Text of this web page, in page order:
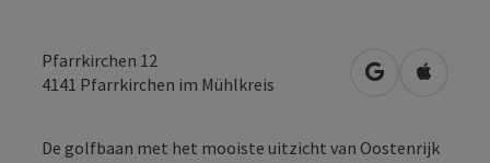
Pfarrkirchen 12
4141 Pfarrkirchen im Mühlkreis Openen in
De golfbaan met het mooiste uitzicht van Oostenrijk